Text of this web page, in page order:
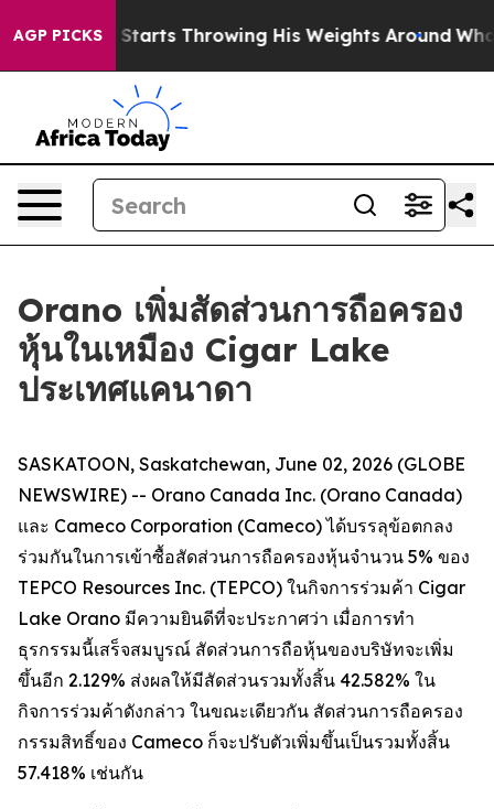
AGP PICKS
Zuck Starts Throwing His Weights Around What to
Orano เพิ่มสัดส่วนการถือครอง
หุ้นในเหมือง Cigar Lake
ประเทศแคนาดา
SASKATOON, Saskatchewan, June 02, 2026 (GLOBE
NEWSWIRE) -- Orano Canada Inc. (Orano Canada)
และ Cameco Corporation (Cameco) ได้บรรลุข้อตกลง
ร่วมกันในการเข้าซื้อสัดส่วนการถือครองหุ้นจำนวน 5% ของ
TEPCO Resources Inc. (TEPCO) ในกิจการร่วมค้า Cigar
Lake Orano มีความยินดีที่จะประกาศว่า เมื่อการทำ
ธุรกรรมนี้เสร็จสมบูรณ์ สัดส่วนการถือหุ้นของบริษัทจะเพิ่ม
ขึ้นอีก 2.129% ส่งผลให้มีสัดส่วนรวมทั้งสิ้น 42.582% ใน
กิจการร่วมค้าดังกล่าว ในขณะเดียวกัน สัดส่วนการถือครอง
กรรมสิทธิ์ของ Cameco ก็จะปรับตัวเพิ่มขึ้นเป็นรวมทั้งสิ้น
57.418% เช่นกัน